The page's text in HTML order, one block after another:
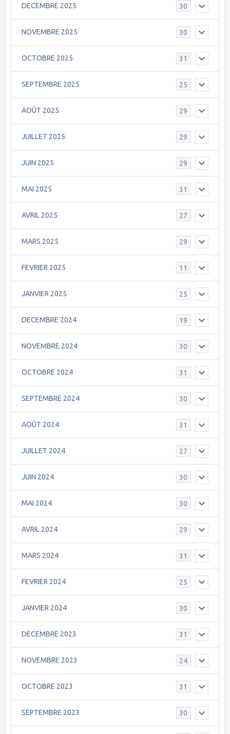
DECEMBRE 2025 30
NOVEMBRE 2025 30
OCTOBRE 2025 31
SEPTEMBRE 2025 25
AOÛT 2025 29
JUILLET 2025 29
JUIN 2025 29
MAI 2025 31
AVRIL 2025 27
MARS 2025 29
FEVRIER 2025 11
JANVIER 2025 25
DECEMBRE 2024 19
NOVEMBRE 2024 30
OCTOBRE 2024 31
SEPTEMBRE 2024 30
AOÛT 2024 31
JUILLET 2024 27
JUIN 2024 30
MAI 2024 30
AVRIL 2024 29
MARS 2024 31
FEVRIER 2024 25
JANVIER 2024 30
DECEMBRE 2023 31
NOVEMBRE 2023 24
OCTOBRE 2023 31
SEPTEMBRE 2023 30